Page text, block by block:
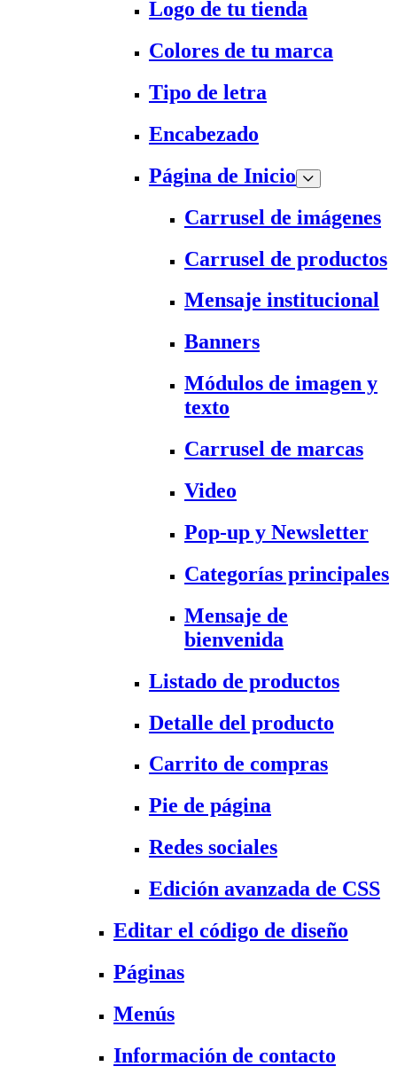
Logo de tu tienda
Colores de tu marca
Tipo de letra
Encabezado
Página de Inicio
Carrusel de imágenes
Carrusel de productos
Mensaje institucional
Banners
Módulos de imagen y
texto
Carrusel de marcas
Video
Pop-up y Newsletter
Categorías principales
Mensaje de
bienvenida
Listado de productos
Detalle del producto
Carrito de compras
Pie de página
Redes sociales
Edición avanzada de CSS
Editar el código de diseño
Páginas
Menús
Información de contacto